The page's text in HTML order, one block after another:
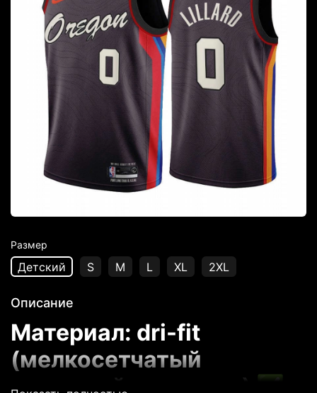
Размер
Детский S M L XL 2XL
Описание
Материал: dri-fit
(мелкосетчатый
дышащий материал) ✅